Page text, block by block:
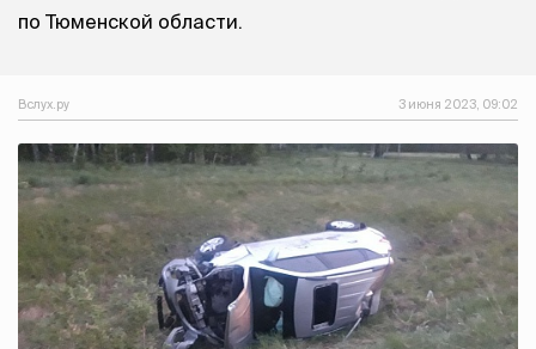
по Тюменской области.
Вслух.ру 3 июня 2023, 09:02